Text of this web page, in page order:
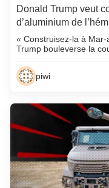
Donald Trump veut
d’aluminium de
« Construisez-la à
Trump bouleverse la
piwi